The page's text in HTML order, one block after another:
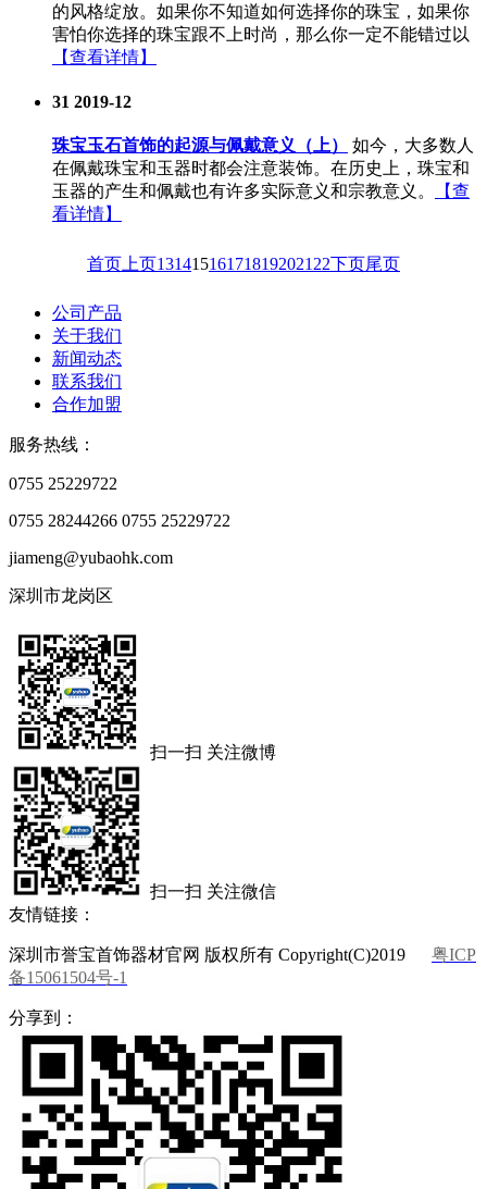
的风格绽放。如果你不知道如何选择你的珠宝，如果你
害怕你选择的珠宝跟不上时尚，那么你一定不能错过以
【查看详情】
31 2019-12
珠宝玉石首饰的起源与佩戴意义（上）
如今，大多数人
在佩戴珠宝和玉器时都会注意装饰。在历史上，珠宝和
玉器的产生和佩戴也有许多实际意义和宗教意义。
【查
看详情】
首页 上页131415161718192021 22下页尾页
公司产品
关于我们
新闻动态
联系我们
合作加盟
服务热线：
0755 25229722
0755 28244266 0755 25229722
jiameng@yubaohk.com
深圳市龙岗区
扫一扫 关注微博
扫一扫 关注微信
友情链接：
深圳市誉宝首饰器材官网 版权所有 Copyright(C)2019 粤ICP
备15061504号-1
分享到：